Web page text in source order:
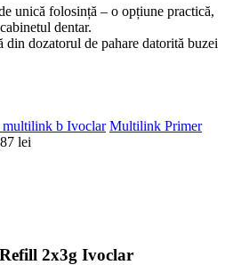
unică folosință – o opțiune practică,
dentar.
din dozatorul de pahare datorită buzei
Ivoclar Multilink Primer
lei
2x3g Ivoclar